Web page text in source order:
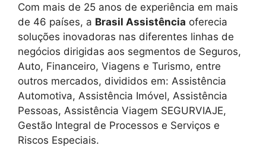
Com mais de 25 anos de experiência em mais
de 46 países, a Brasil Assistência oferecia
soluções inovadoras nas diferentes linhas de
negócios dirigidas aos segmentos de Seguros,
Auto, Financeiro, Viagens e Turismo, entre
outros mercados, divididos em: Assistência
Automotiva, Assistência Imóvel, Assistência
Pessoas, Assistência Viagem SEGURVIAJE,
Gestão Integral de Processos e Serviços e
Riscos Especiais.